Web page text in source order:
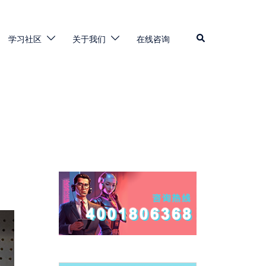
学习社区 关于我们 在线咨询 Search